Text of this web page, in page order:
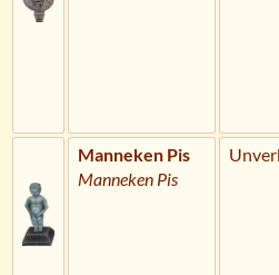
Manneken Pis
Manneken Pis